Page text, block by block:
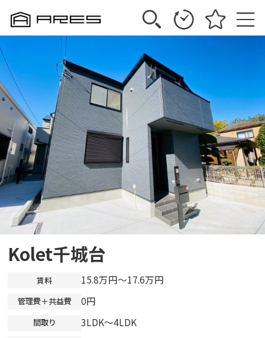
Kolet千城台
賃料 15.8万円～17.6万円
管理費＋共益費 0円
間取り 3LDK～4LDK